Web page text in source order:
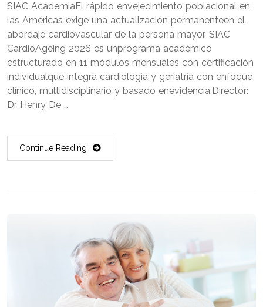
SIAC AcademiaEl rápido envejecimiento poblacional en
las Américas exige una actualización permanenteen el
abordaje cardiovascular de la persona mayor. SIAC
CardioAgeing 2026 es unprograma académico
estructurado en 11 módulos mensuales con certificación
individualque integra cardiología y geriatría con enfoque
clínico, multidisciplinario y basado enevidencia.Director:
Dr Henry De …
Continue Reading